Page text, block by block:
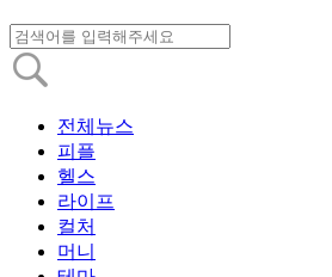
전체뉴스
피플
헬스
라이프
컬처
머니